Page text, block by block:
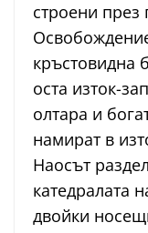
строени през
кръстовидна
оста изток-
олтара и
намират в
Наосът
катедралата
двойки